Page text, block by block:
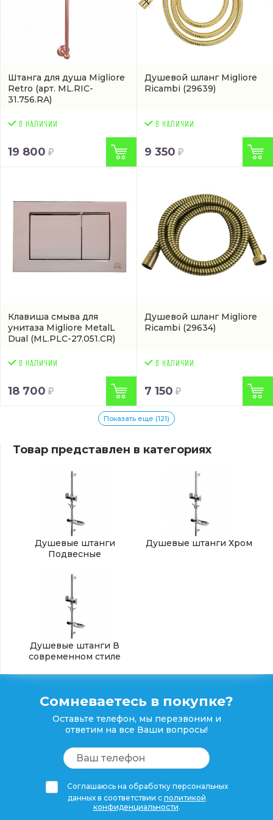
Штанга для душа Migliore
Retro (арт. ML.RIC-
31.756.RA)
19 800
Душевой шланг Migliore
Ricambi (29639)
9 350
Клавиша смыва для
унитаза Migliore MetalL
Dual (ML.PLC-27.051.CR)
18 700
Душевой шланг Migliore
Ricambi (29634)
7 150
Показать еще (121)
Товар представлен в категориях
Душевые штанги
Подвесные
Душевые штанги Хром
Душевые штанги В
современном стиле
Сомневаетесь в покупке?
Оставьте телефон, мы перезвоним и
ответим на все Ваши вопросы!
Соглашаюсь на обработку персональных
данных в соответствии с политикой
конфиденциальности.